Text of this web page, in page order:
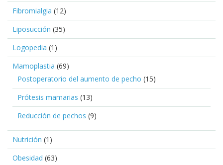
Fibromialgia (12)
Liposucción (35)
Logopedia (1)
Mamoplastia (69)
Postoperatorio del aumento de pecho (15)
Prótesis mamarias (13)
Reducción de pechos (9)
Nutrición (1)
Obesidad (63)